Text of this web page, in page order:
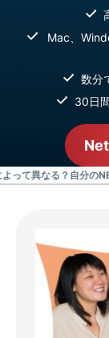
Mac、
数分
30日
って異なる？ 自分の
ExpressVPN
ネトフリ対